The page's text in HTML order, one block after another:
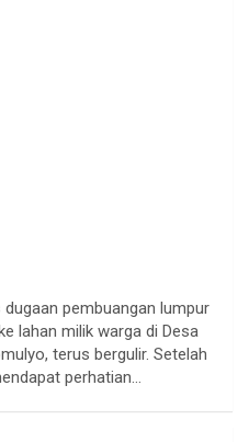
dugaan pembuangan lumpur
lahan milik warga di Desa
terus bergulir. Setelah
perhatian…